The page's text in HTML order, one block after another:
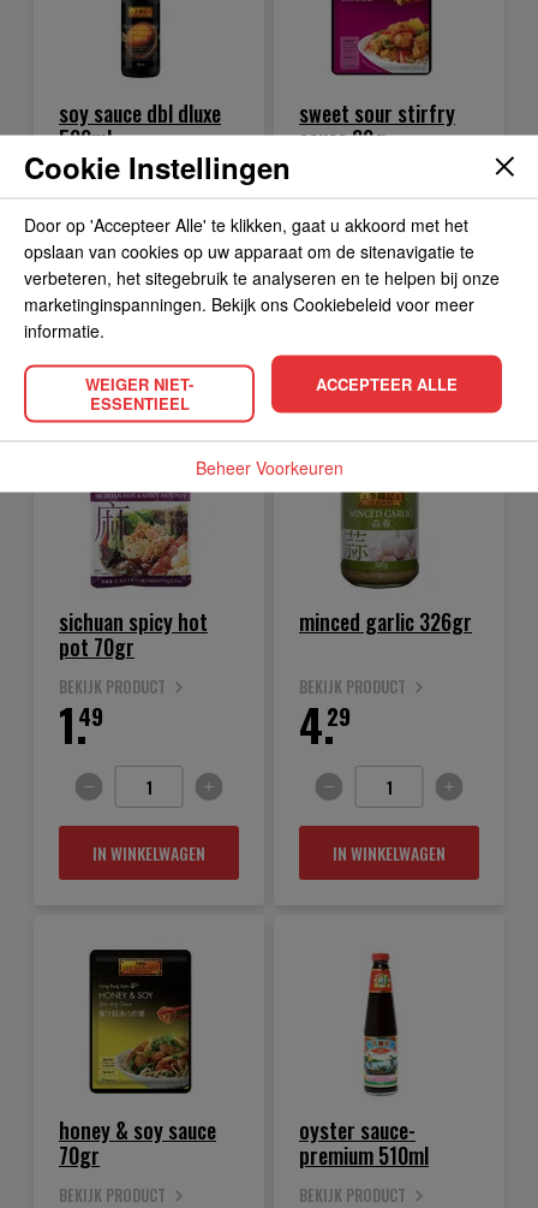
soy sauce dbl dluxe
500ml
BEKIJK PRODUCT
59
4.
IN WINKELWAGEN
sweet sour stirfry
sauce 80g
49
1.
sichuan spicy hot
pot 70gr
BEKIJK PRODUCT
49
1.
IN WINKELWAGEN
minced garlic 326gr
BEKIJK PRODUCT
29
4.
IN WINKELWAGEN
honey & soy sauce
70gr
BEKIJK PRODUCT
oyster sauce-
premium 510ml
BEKIJK PRODUCT
Cookie Instellingen
Door op 'Accepteer Alle' te klikken, gaat u akkoord met het
opslaan van cookies op uw apparaat om de sitenavigatie te
verbeteren, het sitegebruik te analyseren en te helpen bij onze
marketinginspanningen. Bekijk ons Cookiebeleid voor meer
informatie.
WEIGER NIET-
ESSENTIEEL
ACCEPTEER ALLE
Beheer Voorkeuren